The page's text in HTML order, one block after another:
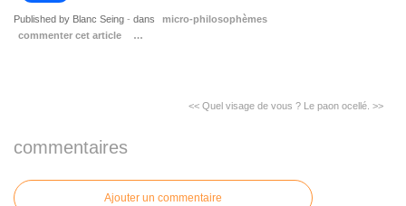
Published by Blanc Seing - dans
micro-philosophèmes
commenter cet article
…
<< Quel visage de vous ? Le paon ocellé. >>
commentaires
Ajouter un commentaire